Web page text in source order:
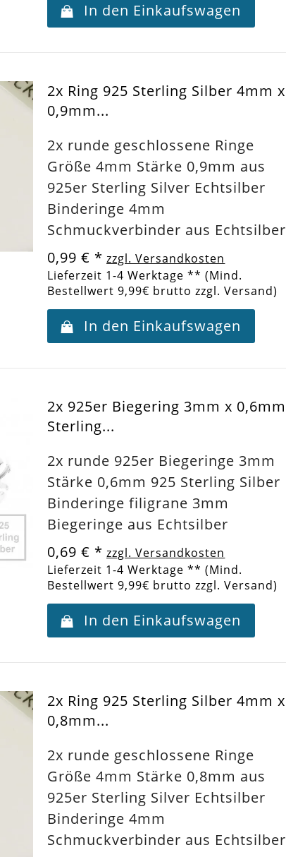
In den Einkaufswagen
2x Ring 925 Sterling Silber 4mm x
0,9mm...
2x runde geschlossene Ringe
Größe 4mm Stärke 0,9mm aus
925er Sterling Silver Echtsilber
Binderinge 4mm
Schmuckverbinder aus Echtsilber
0,99 € * zzgl. Versandkosten
Lieferzeit 1-4 Werktage ** (Mind.
Bestellwert 9,99€ brutto zzgl. Versand)
In den Einkaufswagen
2x 925er Biegering 3mm x 0,6mm
Sterling...
2x runde 925er Biegeringe 3mm
Stärke 0,6mm 925 Sterling Silber
Binderinge filigrane 3mm
Biegeringe aus Echtsilber
0,69 € * zzgl. Versandkosten
Lieferzeit 1-4 Werktage ** (Mind.
Bestellwert 9,99€ brutto zzgl. Versand)
In den Einkaufswagen
2x Ring 925 Sterling Silber 4mm x
0,8mm...
2x runde geschlossene Ringe
Größe 4mm Stärke 0,8mm aus
925er Sterling Silver Echtsilber
Binderinge 4mm
Schmuckverbinder aus Echtsilber